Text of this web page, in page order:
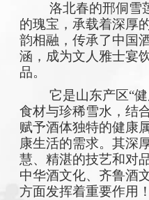
洛北春的邢侗雪
的瑰宝，承载着深厚
韵相融，传承了中国
涵，成为文人雅士宴
品。
它是山东产区“
食材与珍稀雪水，结
赋予酒体独特的健康
康生活的需求。其深
慧、精湛的技艺和对
中华酒文化、齐鲁酒
方面发挥着重要作用！